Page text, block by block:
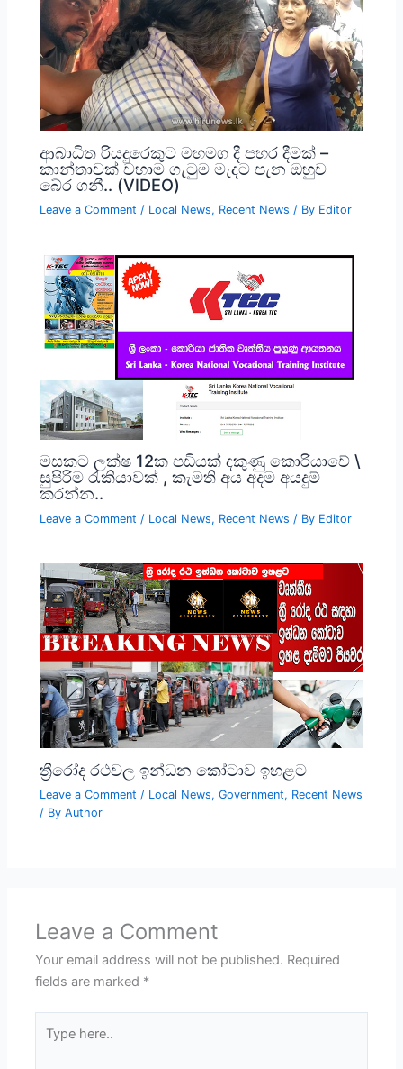
ආබාධිත රියදුරෙකුට මහමග දී පහර දීමක් –
කාන්තාවක් වහාම ගැටුම මැදට පැන ඔහුව
බේර ගනී.. (VIDEO)
Leave a Comment / Local News, Recent News / By Editor
මසකට ලක්ෂ 12ක පඩියක් දකුණු කොරියාවේ \
සුපිරිම රැකියාවක් , කැමති අය අදම අයදුම්
කරන්න..
Leave a Comment / Local News, Recent News / By Editor
ත්‍රීරෝද රථවල ඉන්ධන කෝටාව ඉහළට
Leave a Comment / Local News,Government, Recent News
/ ByAuthor
Leave a Comment
Your email address will not be published. Required
fields are marked *
here..